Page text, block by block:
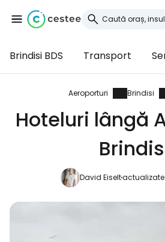
Brindisi BDS Transport
Aeroporturi Brindisi
Hoteluri lângă
David Eiseltactualizate
Conectați-
Cestee
... comunitatea mondială a